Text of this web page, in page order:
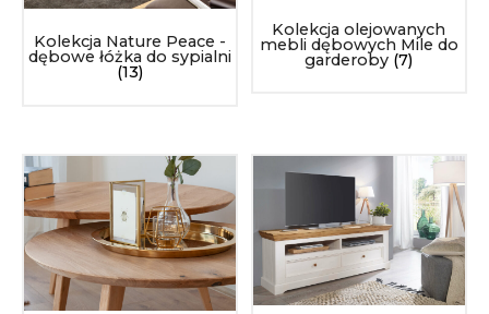
Kolekcja Nature Peace -
dębowe łóżka do sypialni
(13)
Kolekcja olejowanych
mebli dębowych Mile do
garderoby (7)